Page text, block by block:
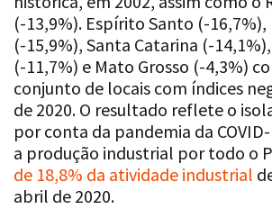
(-13,9%). Espírito Santo (-16,7%),
(-15,9%), Santa Catarina (-
(-11,7%) e Mato Grosso (-4,3%)
conjunto de locais com índices
de 2020. O resultado reflete o
por conta da pandemia da
a produção industrial por todo o
de 18,8% da atividade industrial
abril de 2020.